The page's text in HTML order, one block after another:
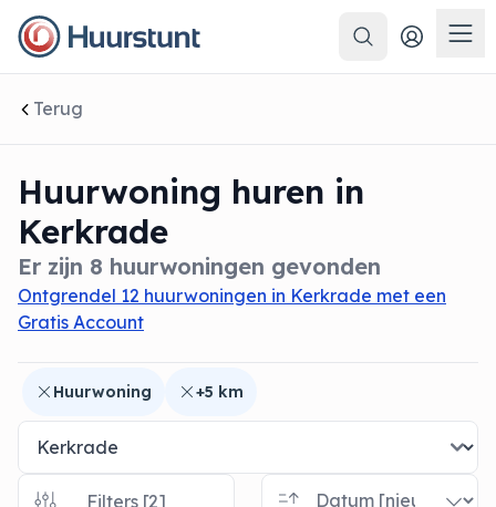
Zoeken
Terug
Huurwoning huren in
Kerkrade
Er zijn 8 huurwoningen gevonden
Ontgrendel 12 huurwoningen in Kerkrade met een
Gratis Account
sluiten
Huurwoning +5 km
Filters [2]